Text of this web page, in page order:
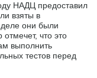
НАДЦ предоставил
взяты в
они были
что это
выполнить
тестов перед